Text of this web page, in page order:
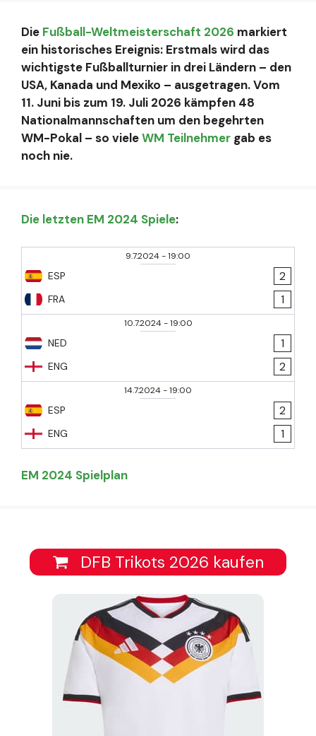
Die Fußball-Weltmeisterschaft 2026 markiert
ein historisches Ereignis: Erstmals wird das
wichtigste Fußballturnier in drei Ländern – den
USA, Kanada und Mexiko – ausgetragen. Vom
11. Juni bis zum 19. Juli 2026 kämpfen 48
Nationalmannschaften um den begehrten
WM-Pokal – so vieleWM Teilnehmer gab es
noch nie.
Die letzten EM 2024 Spiele:
9.7.2024-19:00
ESP
FRA
2
1
10.7.2024-19:00
NED
ENG
1
2
14.7.2024-19:00
ESP
ENG
2
1
EM 2024 Spielplan
DFB Trikots 2026 kaufen